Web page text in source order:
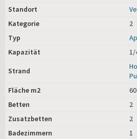
Standort
Kategorie
2
Typ
Kapazität
1/
Strand
Fläche m2
60
Betten
2
Zusatzbetten
2
Badezimmern
1